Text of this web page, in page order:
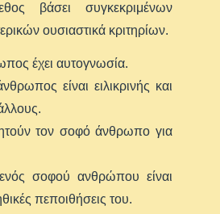
βάσει συγκεκριμένων
ουσιαστικά κριτηρίων.
έχει αυτογνωσία.
είναι ειλικρινής και
τον σοφό άνθρωπο για
σοφού ανθρώπου είναι
πεποιθήσεις του.